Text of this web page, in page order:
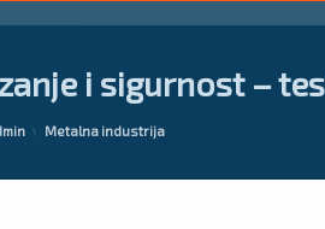
i sigurnost –
Kategorije:
Metalna industrija